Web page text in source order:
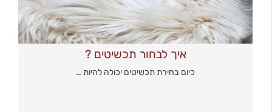
איך לבחור תכשיטים ?
כיום בחירת תכשיטים יכולה להיות …